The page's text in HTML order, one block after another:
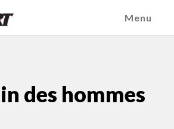
Menu
des hommes